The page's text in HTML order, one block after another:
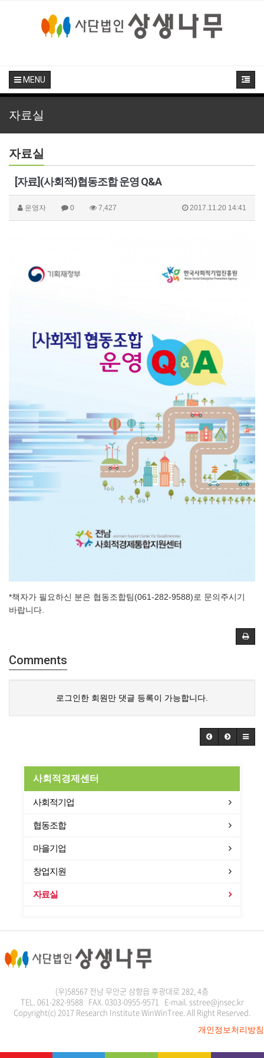
MENU
자료실
자료실
[자료](사회적)협동조합 운영 Q&A
운영자 0 7,427 2017.11.20 14:41
*책자가 필요하신 분은 협동조합팀(061-282-9588)로 문의주시기
바랍니다.
Comments
로그인한 회원만 댓글 등록이 가능합니다.
사회적경제센터
사회적기업
협동조합
마을기업
창업지원
자료실
(우)58567 전남 무안군 삼향읍 후광대로 282, 4층
TEL. 061-282-9588 FAX. 0303-0955-9571 E-mail. sstree@jnsec.kr
Copyright(c) 2017 Research Institute WinWinTree. All Right Reserved.
개인정보처리방침